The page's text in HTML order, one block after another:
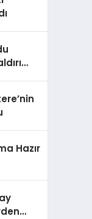
Hazır